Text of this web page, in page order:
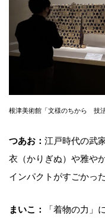
根津美術館「文様のちから 技
つあお： 江戸時代の武
衣（かりぎぬ）や雅や
インパクトがすごかっ
まいこ： 「着物の力」